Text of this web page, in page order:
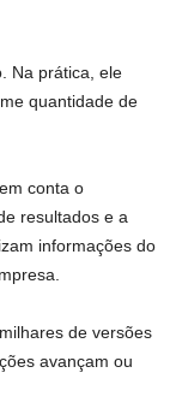
Na prática, ele
quantidade de
conta o
resultados e a
informações do
de versões
avançam ou